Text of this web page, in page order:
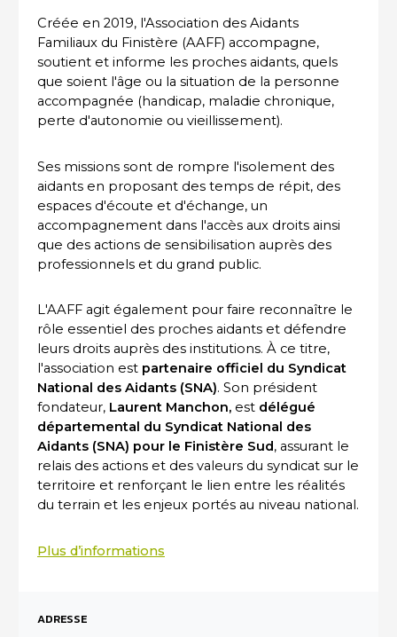
Créée en 2019, l'Association des Aidants
Familiaux du Finistère (AAFF) accompagne,
soutient et informe les proches aidants, quels
que soient l'âge ou la situation de la personne
accompagnée (handicap, maladie chronique,
perte d'autonomie ou vieillissement).
Ses missions sont de rompre l'isolement des
aidants en proposant des temps de répit, des
espaces d'écoute et d'échange, un
accompagnement dans l'accès aux droits ainsi
que des actions de sensibilisation auprès des
professionnels et du grand public.
L'AAFF agit également pour faire reconnaître le
rôle essentiel des proches aidants et défendre
leurs droits auprès des institutions. À ce titre,
l'association est partenaire officiel du Syndicat
National des Aidants (SNA). Son président
fondateur, Laurent Manchon, est délégué
départemental du Syndicat National des
Aidants (SNA) pour le Finistère Sud, assurant le
relais des actions et des valeurs du syndicat sur le
territoire et renforçant le lien entre les réalités
du terrain et les enjeux portés au niveau national.
Plus d’informations
ADRESSE